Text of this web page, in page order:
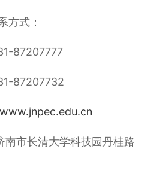
方式：
87207777
87207732
南市长清大学科技园丹桂路